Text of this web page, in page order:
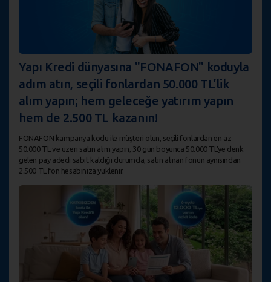
Yapı Kredi dünyasına "FONAFON" koduyla
adım atın, seçili fonlardan 50.000 TL’lik
alım yapın; hem geleceğe yatırım yapın
hem de 2.500 TL kazanın!
FONAFON kampanya kodu ile müşteri olun, seçili fonlardan en az
50.000 TL ve üzeri satın alım yapın, 30 gün boyunca 50.000 TL'ye denk
gelen pay adedi sabit kaldığı durumda, satın alınan fonun aynısından
2.500 TL fon hesabınıza yüklenir.